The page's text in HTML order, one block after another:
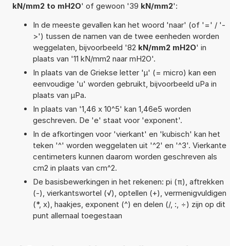
kN/mm2 to mH2O' of gewoon '39 kN/mm2':
In de meeste gevallen kan het woord 'naar' (of '=' / '-
>') tussen de namen van de twee eenheden worden
weggelaten, bijvoorbeeld '82 kN/mm2 mH2O' in
plaats van '11 kN/mm2 naar mH2O'.
In plaats van de Griekse letter 'µ' (= micro) kan een
eenvoudige 'u' worden gebruikt, bijvoorbeeld uPa in
plaats van µPa.
In plaats van '1,46 x 10^5' kan 1,46e5 worden
geschreven. De 'e' staat voor 'exponent'.
In de afkortingen voor 'vierkant' en 'kubisch' kan het
teken '^' worden weggelaten uit '^2' en '^3'. Vierkante
centimeters kunnen daarom worden geschreven als
cm2 in plaats van cm^2.
De basisbewerkingen in het rekenen: pi (π), aftrekken
(-), vierkantswortel (√), optellen (+), vermenigvuldigen
(*, x), haakjes, exponent (^) en delen (/, :, ÷) zijn op dit
punt allemaal toegestaan